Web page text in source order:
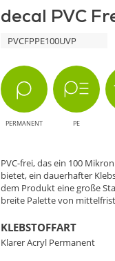
decal PVC
PVCFPPE100UVP
PERMANENT PE
PVC-frei, das ein 100
bietet, ein dauerhafter
dem Produkt eine große
breite Palette von
KLEBSTOFFART
Klarer Acryl Permanent